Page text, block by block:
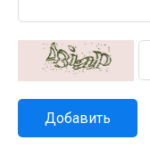
Добавить